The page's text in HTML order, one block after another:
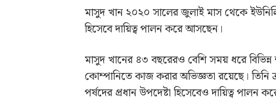
মাসুদ খান ২০২০ সালের জুলাই মাস থেকে
হিসেবে দায়িত্ব পালন করে আসছেন।
মাসুদ খানের ৪৩ বছরেরও বেশি সময় ধরে বিভিন্ন
কোম্পানিতে কাজ করার অভিজ্ঞতা রয়েছে। তিনি
পর্ষদের প্রধান উপদেষ্টা হিসেবেও দায়িত্ব পালন